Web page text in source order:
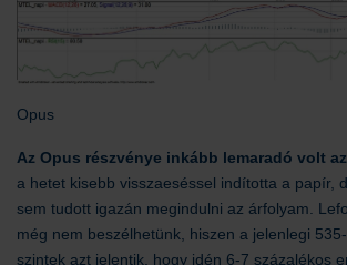
Opus
Az Opus részvénye inkább lemaradó volt
a hetet kisebb visszaeséssel indította a papír,
sem tudott igazán megindulni az árfolyam.
még nem beszélhetünk, hiszen a jelenlegi
szintek azt jelentik, hogy idén 6-7 százalékos